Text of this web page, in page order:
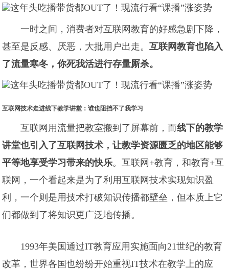
一时之间，消费者对互联网教育的好感急剧下降，
甚至是反感、厌恶，大批用户出走。互联网教育也陷入
了流量寒冬，你死我活进行存量厮杀。
互联网技术走进线下教学讲堂：谁也阻挡不了我学习
互联网用流量把教室搬到了屏幕前，而线下的教学
讲堂也引入了互联网技术，让教学资源匮乏的地区能够
平等地享受学习带来的快乐。互联网+教育，和教育+互
联网，一个看起来是为了利用互联网技术实现知识盈
利，一个则是用技术打破知识传播都壁垒，但本质上它
们都做到了将知识更广泛地传播。
1993年美国通过IT教育应用实施面向21世纪的教育
改革，世界各国也纷纷开始重视IT技术在教学上的应